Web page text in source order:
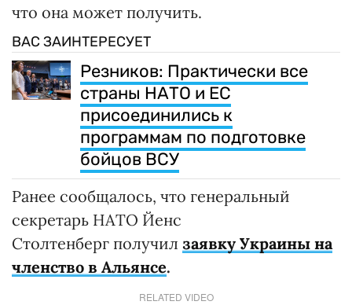
что она может получить.
ВАС ЗАИНТЕРЕСУЕТ
Резников: Практически все
страны НАТО и ЕС
присоединились к
программам по подготовке
бойцов ВСУ
Ранее сообщалось, что генеральный
секретарь НАТО Йенс
Столтенберг получил заявку Украины на
членство в Альянсе.
RELATED VIDEO